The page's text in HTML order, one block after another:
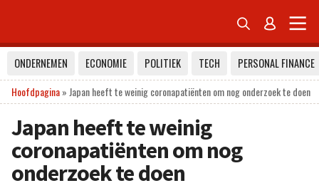
 
ONDERNEMEN ECONOMIE POLITIEK TECH
PERSONAL FINANCE
Hoofdpagina» Japan heeft te weinig coronapatiënten om nog onderzoek te doen
Japan heeft te weinig
coronapatiënten om nog
onderzoek te doen